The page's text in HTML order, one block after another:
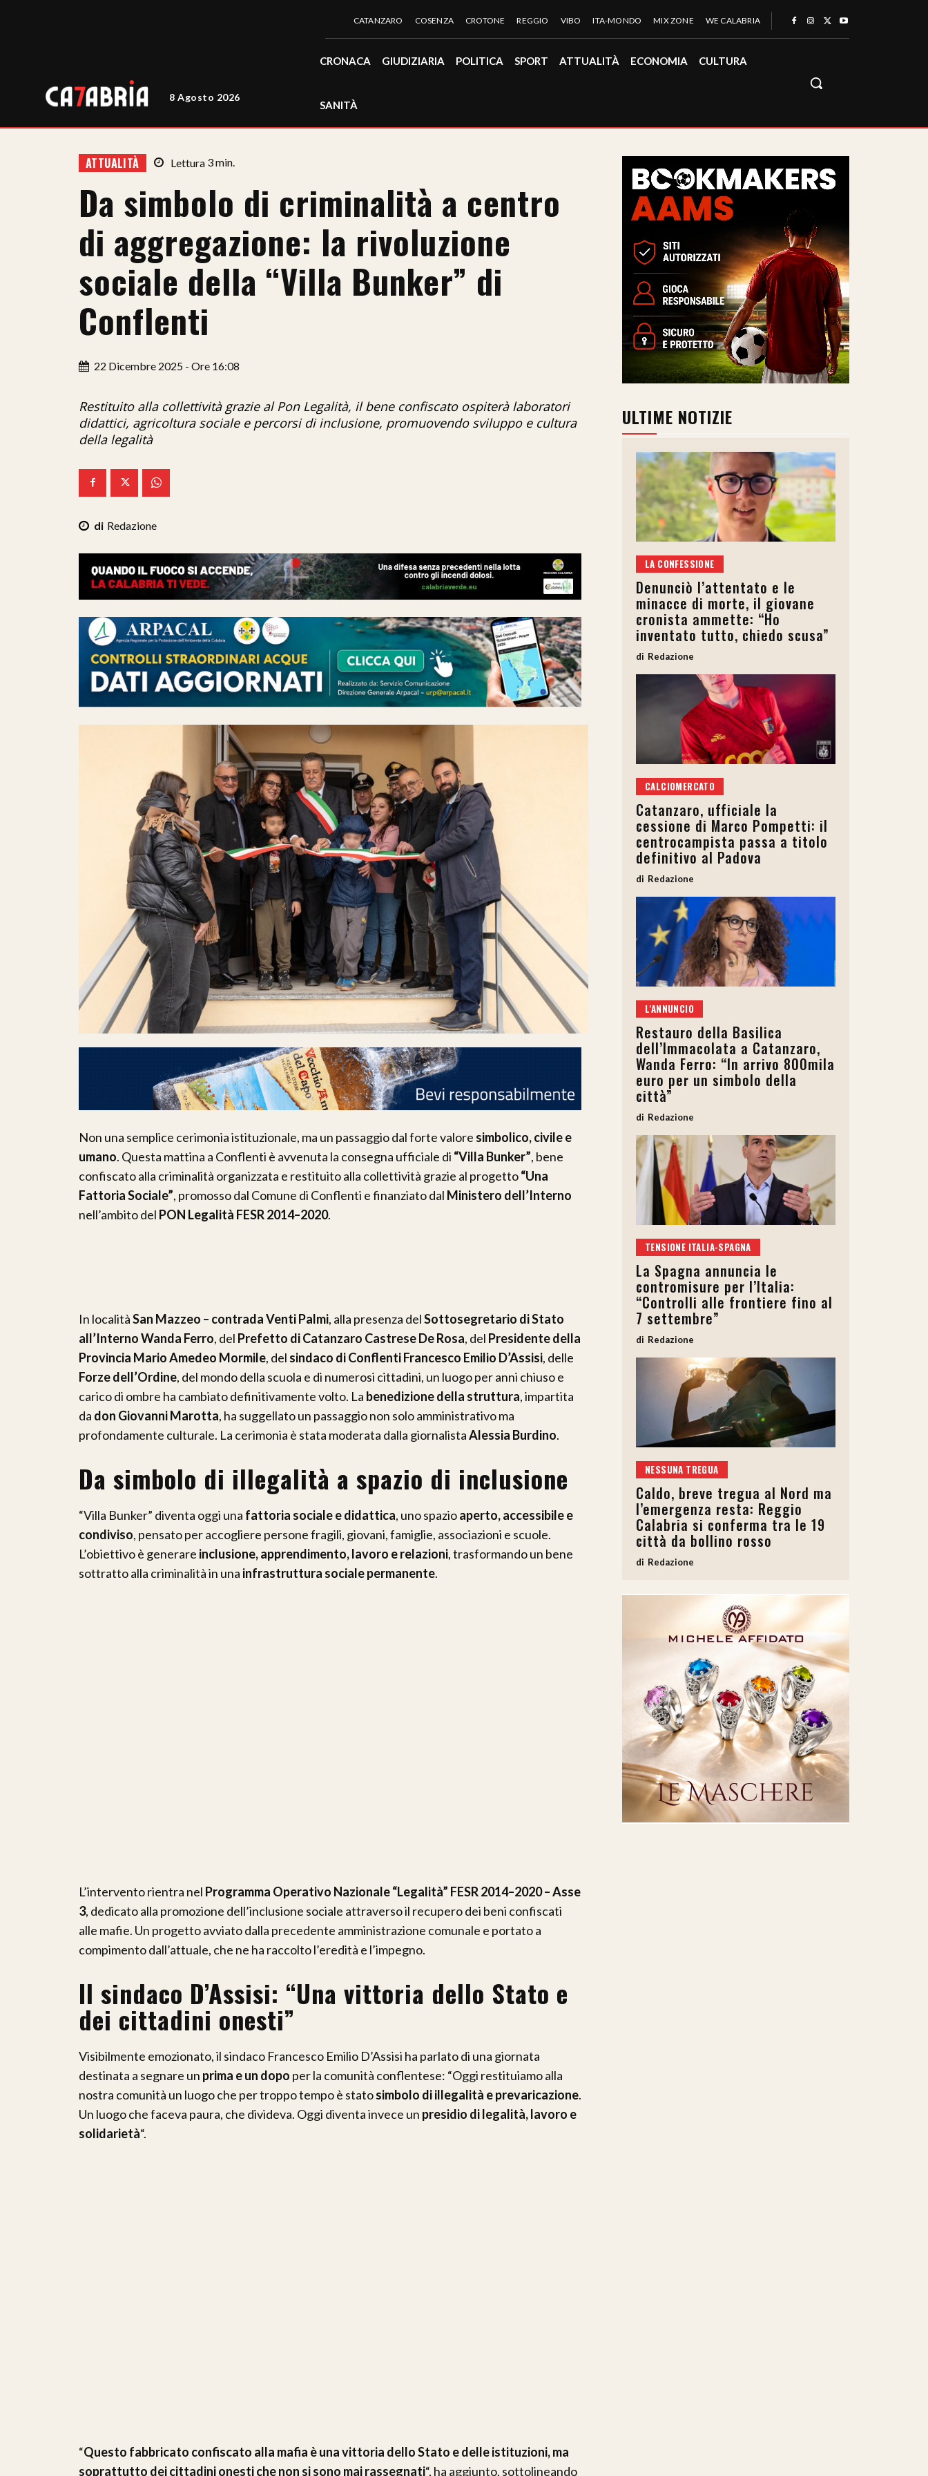
8 Agosto 2026
CATANZARO COSENZA CROTONE REGGIO VIBO ITA-MONDO MIX ZONE WE CALABRIA
CRONACA GIUDIZIARIA POLITICA SPORT ATTUALITÀ ECONOMIA CULTURA
SANITÀ
ATTUALITÀ Lettura 3min.
Da simbolo di criminalità a centro
di aggregazione: la rivoluzione
sociale della “Villa Bunker” di
Conflenti
22 Dicembre 2025 - Ore 16:08
Restituito alla collettività grazie al Pon Legalità, il bene confiscato ospiterà laboratori
didattici, agricoltura sociale e percorsi di inclusione, promuovendo sviluppo e cultura
della legalità
Redazione
Non una semplice cerimonia istituzionale, ma un passaggio dal forte valore simbolico, civile e
umano. Questa mattina a Conflenti è avvenuta la consegna ufficiale di “Villa Bunker”, bene
confiscato alla criminalità organizzata e restituito alla collettività grazie al progetto“Una
Fattoria Sociale”, promosso dal Comune di Conflenti e finanziato dal Ministero dell’Interno
nell’ambito del PON Legalità FESR 2014–2020.
In localitàSan Mazzeo – contrada Venti Palmi, alla presenza delSottosegretario di Stato
all’Interno Wanda Ferro, del Prefetto di Catanzaro Castrese De Rosa, del Presidente della
Provincia Mario Amedeo Mormile, del sindaco di Conflenti Francesco Emilio D’Assisi, delle
Forze dell’Ordine, del mondo della scuola e di numerosi cittadini, un luogo per anni chiuso e
carico di ombre ha cambiato definitivamente volto. La benedizione della struttura, impartita
da don Giovanni Marotta, ha suggellato un passaggio non solo amministrativo ma
profondamente culturale. La cerimonia è stata moderata dalla giornalistaAlessia Burdino.
Da simbolo di illegalità a spazio di inclusione
“Villa Bunker” diventa oggi una fattoria sociale e didattica, uno spazioaperto, accessibile e
condiviso, pensato per accogliere persone fragili, giovani, famiglie, associazioni e scuole.
L’obiettivo è generare inclusione, apprendimento, lavoro e relazioni, trasformando un bene
sottratto alla criminalità in una infrastruttura sociale permanente.
L’intervento rientra nel Programma Operativo Nazionale “Legalità” FESR 2014–2020 – Asse
3, dedicato alla promozione dell’inclusione sociale attraverso il recupero dei beni confiscati
alle mafie. Un progetto avviato dalla precedente amministrazione comunale e portato a
compimento dall’attuale, che ne ha raccolto l’eredità e l’impegno.
Il sindaco D’Assisi: “Una vittoria dello Stato e
dei cittadini onesti”
Visibilmente emozionato, il sindaco Francesco Emilio D’Assisi ha parlato di una giornata
destinata a segnare un prima e un dopo per la comunità conflentese: “Oggi restituiamo alla
nostra comunità un luogo che per troppo tempo è statosimbolo di illegalità e prevaricazione.
Un luogo che faceva paura, che divideva. Oggi diventa invece un presidio di legalità, lavoro e
solidarietà“.
“Questo fabbricato confiscato alla mafia è una vittoria dello Stato e delle istituzioni, ma
soprattutto dei cittadini onesti che non si sono mai rassegnati“, ha aggiunto, sottolineando
ULTIME NOTIZIE
LA CONFESSIONE
Denunciò l’attentato e le
minacce di morte, il giovane
cronista ammette: “Ho
inventato tutto, chiedo scusa”
Redazione
CALCIOMERCATO
Catanzaro, ufficiale la
cessione di Marco Pompetti: il
centrocampista passa a titolo
definitivo al Padova
Redazione
L'ANNUNCIO
Restauro della Basilica
dell’Immacolata a Catanzaro,
Wanda Ferro: “In arrivo 800mila
euro per un simbolo della
città”
Redazione
TENSIONE ITALIA-SPAGNA
La Spagna annuncia le
contromisure per l’Italia:
“Controlli alle frontiere fino al
7 settembre”
Redazione
NESSUNA TREGUA
Caldo, breve tregua al Nord ma
l’emergenza resta: Reggio
Calabria si conferma tra le 19
città da bollino rosso
Redazione